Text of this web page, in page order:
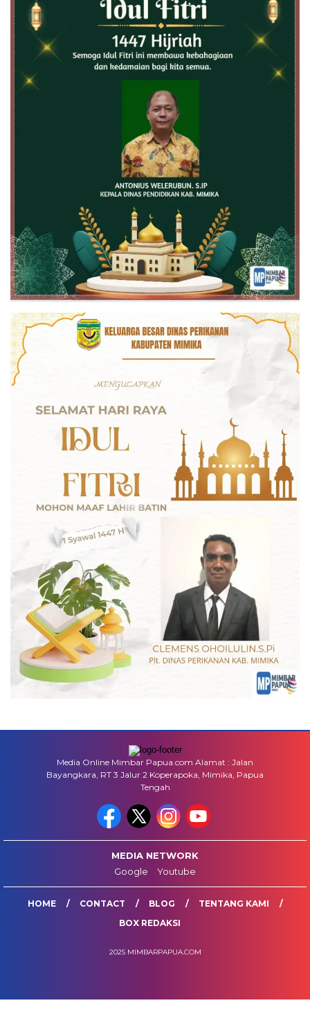
Media Online Mimbar Papua.com Alamat : Jalan
Bayangkara, RT 3 Jalur 2 Koperapoka, Mimika, Papua
Tengah
MEDIA NETWORK
Google
Youtube
HOME CONTACT BLOG
TENTANG KAMI
BOX REDAKSI
2025 MIMBARPAPUA.COM